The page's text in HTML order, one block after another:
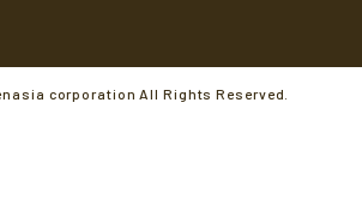
corporation All Rights Reserved.